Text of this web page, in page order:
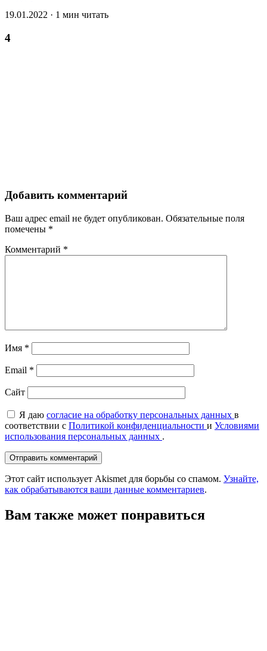
19.01.2022 · 1 мин читать
4
Добавить комментарий
Ваш адрес email не будет опубликован. Обязательные поля
помечены *
Комментарий *
Имя *
Email *
Сайт
Я даю согласие на обработку персональных данных в
соответствии с Политикой конфиденциальности и Условиями
использования персональных данных .
Этот сайт использует Akismet для борьбы со спамом. Узнайте,
как обрабатываются ваши данные комментариев.
Вам также может понравиться